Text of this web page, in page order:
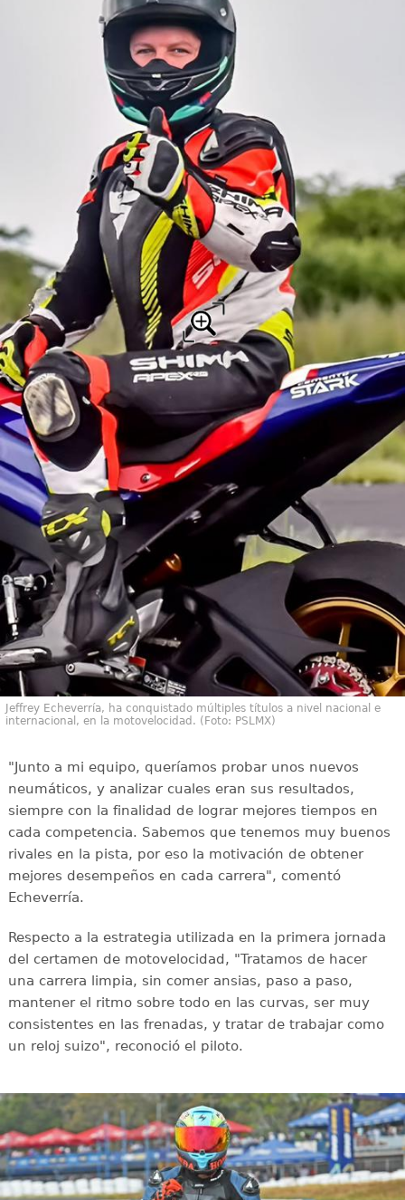
Jeffrey Echeverría, ha conquistado múltiples títulos a nivel nacional e
internacional, en la motovelocidad. (Foto: PSLMX)
"Junto a mi equipo, queríamos probar unos nuevos
neumáticos, y analizar cuales eran sus resultados,
siempre con la finalidad de lograr mejores tiempos en
cada competencia. Sabemos que tenemos muy buenos
rivales en la pista, por eso la motivación de obtener
mejores desempeños en cada carrera", comentó
Echeverría.
Respecto a la estrategia utilizada en la primera jornada
del certamen de motovelocidad, "Tratamos de hacer
una carrera limpia, sin comer ansias, paso a paso,
mantener el ritmo sobre todo en las curvas, ser muy
consistentes en las frenadas, y tratar de trabajar como
un reloj suizo", reconoció el piloto.